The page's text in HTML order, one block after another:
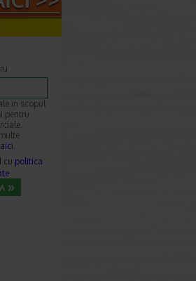
in scopul
pentru
aici.
cu politica